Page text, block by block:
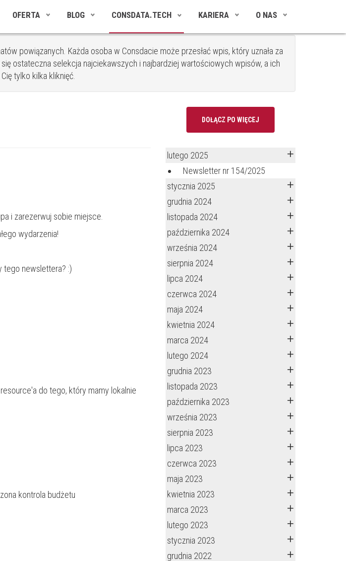
OFERTA BLOG CONSDATA.TECH KARIERA O NAS
powiązanych. Każda osoba w Consdacie może przesłać wpis, który uznała za
ostateczna selekcja najciekawszych i najbardziej wartościowych wpisów, a ich
tylko kilka kliknięć.
i zarezerwuj sobie miejsce.
wydarzenia!
tego newslettera? :)
do tego, który mamy lokalnie
kontrola budżetu
DOŁĄCZ PO WIĘCEJ
lutego 2025
Newsletter nr 154/2025
stycznia 2025
grudnia 2024
listopada 2024
października 2024
września 2024
sierpnia 2024
lipca 2024
czerwca 2024
maja 2024
kwietnia 2024
marca 2024
lutego 2024
grudnia 2023
listopada 2023
października 2023
września 2023
sierpnia 2023
lipca 2023
czerwca 2023
maja 2023
kwietnia 2023
marca 2023
lutego 2023
stycznia 2023
grudnia 2022